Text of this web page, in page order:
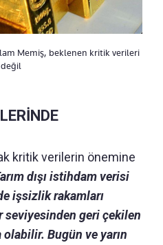
Memiş, beklenen kritik verileri
değil
kritik verilerin önemine
dışı istihdam verisi
işsizlik rakamları
seviyesinden geri çekilen
olabilir. Bugün ve yarın